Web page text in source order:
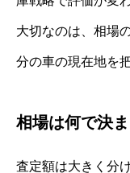
大切なのは、相場
分の車の現在地を
相場は何で決
査定額は大きく分